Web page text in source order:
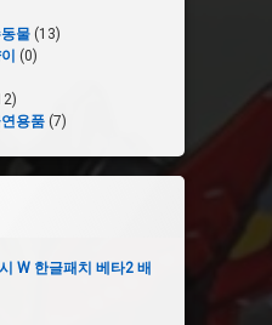
물(13)
(0)
용품(7)
W 한글패치 베타2 배